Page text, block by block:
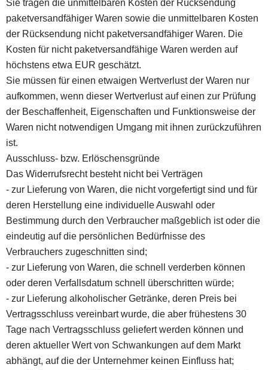
Sie tragen die unmittelbaren Kosten der Rücksendung
paketversandfähiger Waren sowie die unmittelbaren Kosten
der Rücksendung nicht paketversandfähiger Waren. Die
Kosten für nicht paketversandfähige Waren werden auf
höchstens etwa EUR geschätzt.
Sie müssen für einen etwaigen Wertverlust der Waren nur
aufkommen, wenn dieser Wertverlust auf einen zur Prüfung
der Beschaffenheit, Eigenschaften und Funktionsweise der
Waren nicht notwendigen Umgang mit ihnen zurückzuführen
ist.
Ausschluss- bzw. Erlöschensgründe
Das Widerrufsrecht besteht nicht bei Verträgen
- zur Lieferung von Waren, die nicht vorgefertigt sind und für
deren Herstellung eine individuelle Auswahl oder
Bestimmung durch den Verbraucher maßgeblich ist oder die
eindeutig auf die persönlichen Bedürfnisse des
Verbrauchers zugeschnitten sind;
- zur Lieferung von Waren, die schnell verderben können
oder deren Verfallsdatum schnell überschritten würde;
- zur Lieferung alkoholischer Getränke, deren Preis bei
Vertragsschluss vereinbart wurde, die aber frühestens 30
Tage nach Vertragsschluss geliefert werden können und
deren aktueller Wert von Schwankungen auf dem Markt
abhängt, auf die der Unternehmer keinen Einfluss hat;